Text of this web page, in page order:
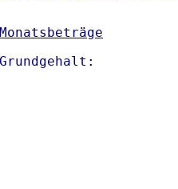
Monatsbeträge